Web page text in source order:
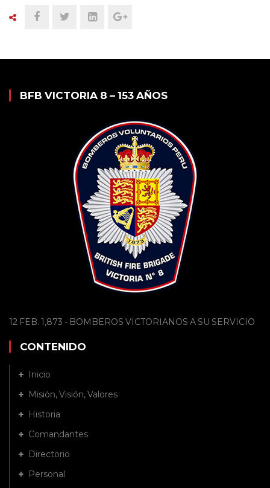
BFB VICTORIA 8 – 153 AÑOS
12 FEB. 1,873 - BOMBEROS VICTORIANOS A SU SERVICIO
CONTENIDO
Inicio
Misión, Visión, Valores
Historia
Comandantes
Directorio
Personal